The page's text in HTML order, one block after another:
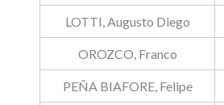
LOTTI, Augusto Diego
OROZCO, Franco
PEÑA BIAFORE, Felipe